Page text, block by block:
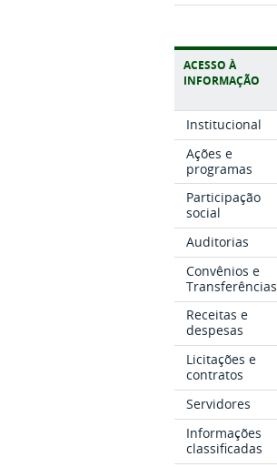
ACESSO À
INFORMAÇÃO
Institucional
Ações e
programas
Participação
social
Auditorias
Convênios e
Transferências
Receitas e
despesas
Licitações e
contratos
Servidores
Informações
classificadas